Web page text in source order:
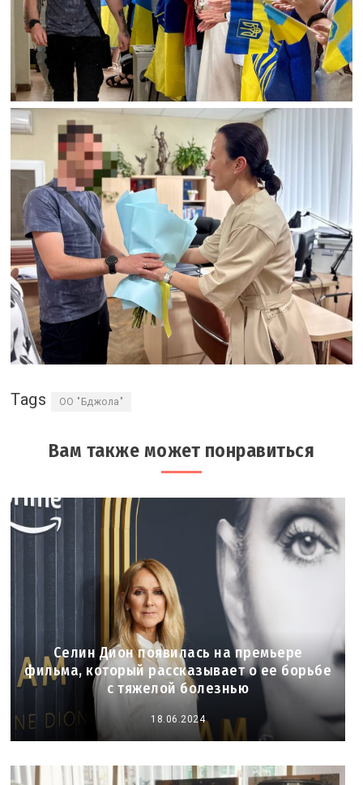
Tags ОО "Бджола"
Вам также может понравиться
Селин Дион появилась на премьере
фильма, который рассказывает о ее борьбе
с тяжелой болезнью
18.06.2024